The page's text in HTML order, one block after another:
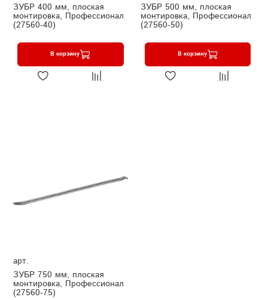
ЗУБР 400 мм, плоская
монтировка, Профессионал
(27560-40)
В корзину
ЗУБР 500 мм, плоская
монтировка, Профессионал
(27560-50)
В корзину
арт.
ЗУБР 750 мм, плоская
монтировка, Профессионал
(27560-75)